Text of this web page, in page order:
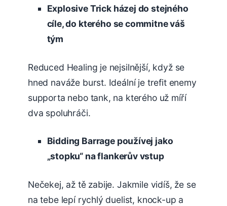
Explosive Trick házej do stejného
cíle, do kterého se commitne váš
tým
Reduced Healing je nejsilnější, když se
hned naváže burst. Ideální je trefit enemy
supporta nebo tank, na kterého už míří
dva spoluhráči.
Bidding Barrage používej jako
„stopku“ na flankerův vstup
Nečekej, až tě zabije. Jakmile vidíš, že se
na tebe lepí rychlý duelist, knock-up a